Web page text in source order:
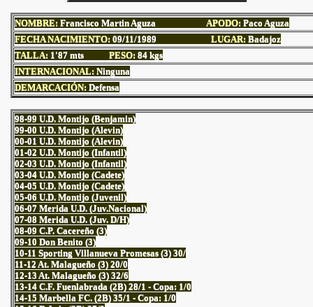
NOMBRE: Francisco Martin Aguza APODO: Paco Aguza
FECHA NACIMIENTO: 09/11/1989 LUGAR: Badajoz
TALLA: 1'87 mts PESO: 84 kgs
INTERNACIONAL: Ninguna
DEMARCACIÓN: Defensa
98-99 U.D. Montijo (Benjamin)
99-00 U.D. Montijo (Alevin)
00-01 U.D. Montijo (Alevin)
01-02 U.D. Montijo (Infantil)
02-03 U.D. Montijo (Infantil)
03-04 U.D. Montijo (Cadete)
04-05 U.D. Montijo (Cadete)
05-06 U.D. Montijo (Juvenil)
06-07 Merida U.D. (Juv.Nacional)
07-08 Merida U.D. (Juv. D/H)
08-09 C.P. Cacereño (3)
09-10 Don Benito (3)
10-11 Sporting Villanueva Promesas (3) 30/
11-12 At. Malagueño (3) 20/0
12-13 At. Malagueño (3) 32/6
13-14 C.F. Fuenlabrada (2B) 28/1 - Copa: 1/0
14-15 Marbella FC. (2B) 35/1 - Copa: 1/0